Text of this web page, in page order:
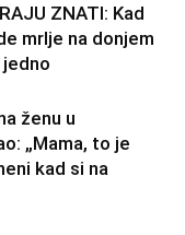
ZNATI: Kad
mrlje na donjem
ženu u
„Mama, to je
kad si na